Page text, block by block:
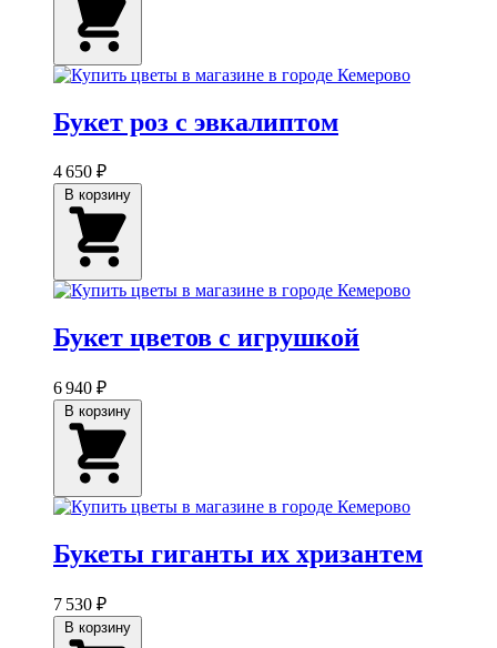
Букет роз с эвкалиптом
4 650 ₽
Букет цветов с игрушкой
6 940 ₽
Букеты гиганты их хризантем
7 530 ₽